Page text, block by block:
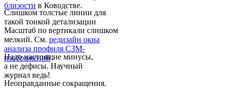
близости в Ководстве.
Слишком толстые линии для
такой тонкой детализации
Масштаб по вертикали слишком
мелкий. См. редизайн окна
анализа профиля СЗМ-
изображений
Надо настоящие минусы,
а не дефисы. Научный
журнал ведь!
Неоправданные сокращения.